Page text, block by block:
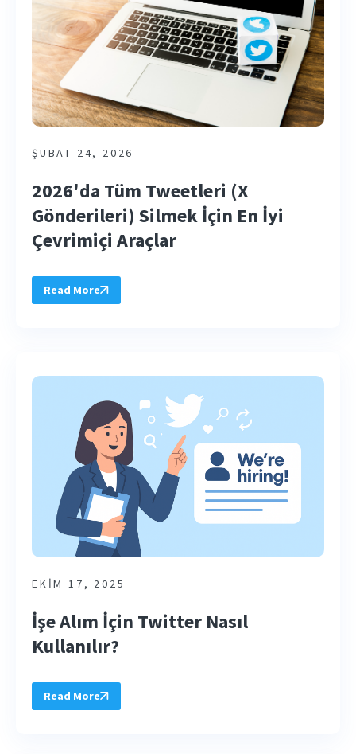
ŞUBAT 24, 2026
2026'da Tüm Tweetleri (X
Gönderileri) Silmek İçin En İyi
Çevrimiçi Araçlar
Read More
EKIM 17, 2025
İşe Alım İçin Twitter Nasıl
Kullanılır?
Read More